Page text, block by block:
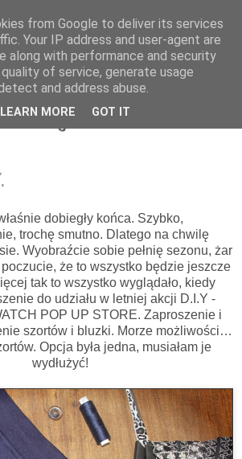
dobiegły końca. Szybko,
trochę smutno. Dlatego na chwilę
Wyobraźcie sobie pełnię sezonu, żar
że to wszystko będzie jeszcze
tak to wszystko wyglądało, kiedy
do udziału w letniej akcji D.I.Y -
POP UP STORE. Zaproszenie i
szortów i bluzki. Morze możliwości…
Opcja była jedna, musiałam je
wydłużyć!
from Google to deliver its services
Your IP address and user-agent are
along with performance and security
of service, generate usage
and address abuse.
LEARN MORE GOT IT